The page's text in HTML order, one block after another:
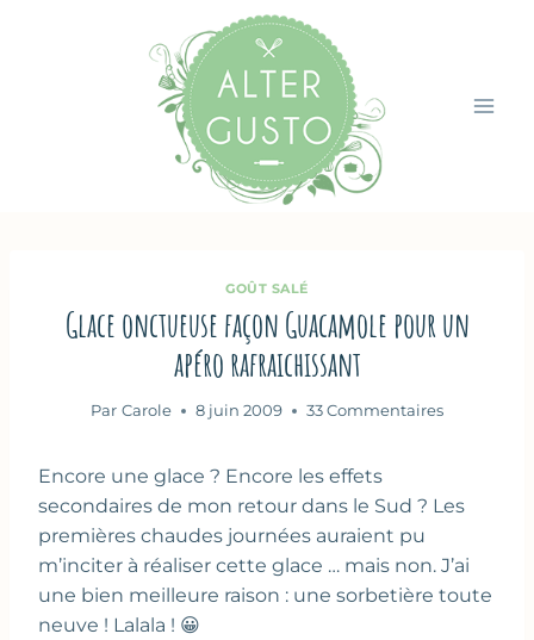
GOÛT SALÉ
Glace onctueuse façon Guacamole pour un
apéro rafraichissant
Par Carole 8 juin 2009 33 Commentaires
Encore une glace ? Encore les effets
secondaires de mon retour dans le Sud ? Les
premières chaudes journées auraient pu
m’inciter à réaliser cette glace … mais non. J’ai
une bien meilleure raison : une sorbetière toute
neuve ! Lalala ! 😀